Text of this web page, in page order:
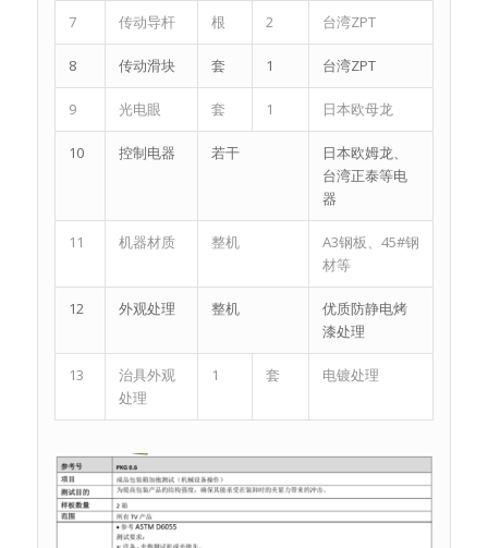
7 传动导杆 根 2 台湾ZPT
8 传动滑块 套 1 台湾ZPT
9 光电眼 套 1 日本欧母龙
10 控制电器 若干
日本欧姆龙、
台湾正泰等电
器
11 机器材质 整机
A3钢板、45#钢
材等
12 外观处理 整机
优质防静电烤
漆处理
13
治具外观
处理
1 套 电镀处理